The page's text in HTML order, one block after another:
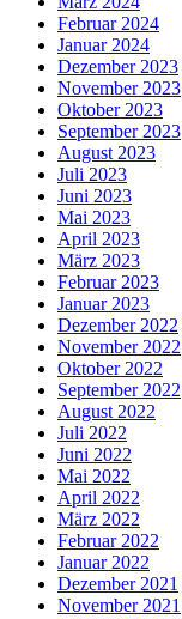
Februar 2024
Januar 2024
Dezember 2023
November 2023
Oktober 2023
September 2023
August 2023
Juli 2023
Juni 2023
Mai 2023
April 2023
März 2023
Februar 2023
Januar 2023
Dezember 2022
November 2022
Oktober 2022
September 2022
August 2022
Juli 2022
Juni 2022
Mai 2022
April 2022
März 2022
Februar 2022
Januar 2022
Dezember 2021
November 2021